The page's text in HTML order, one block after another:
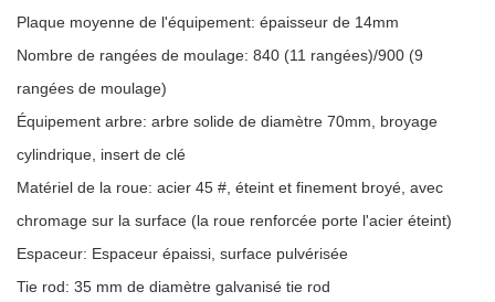
Plaque moyenne de l'équipement: épaisseur de 14mm
Nombre de rangées de moulage: 840 (11 rangées)/900 (9
rangées de moulage)
Équipement arbre: arbre solide de diamètre 70mm, broyage
cylindrique, insert de clé
Matériel de la roue: acier 45 #, éteint et finement broyé, avec
chromage sur la surface (la roue renforcée porte l'acier éteint)
Espaceur: Espaceur épaissi, surface pulvérisée
Tie rod: 35 mm de diamètre galvanisé tie rod